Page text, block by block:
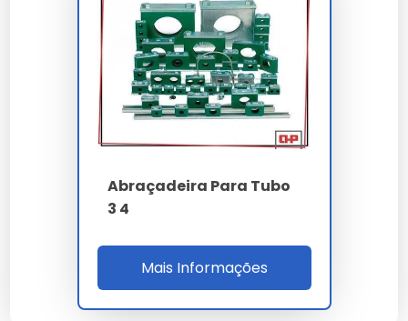
Ao nos escolher, você opta por um parceiro que
entende a importância crítica do abraçadeiras tipo u
para tubos para o sucesso do seu projeto.
A versatilidade deabraçadeiras tipo u para tubos
permite aplicação em diversos setores, mantendo a
integridade esperada por nossos clientes.
investir na continuidade da sua operação com alto
padrão de qualidade.
para tubos
prolonga a vida útil e evita paradas
desnecessárias na sua linha de produção.
abraçadeiras tipo u para tubos
entregue por
Abraçadeira Para Tubo
3 4
Mais Informações